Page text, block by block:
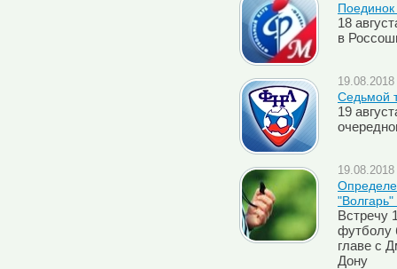
18
в
Седьмой
19
Встречу
футболу
главе с
Дону